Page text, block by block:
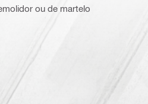
ou de martelo